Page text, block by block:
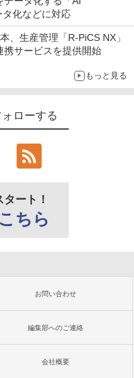
化などに対応
、生産管理「R-PiCS NX」
携サービスを提供開始
もっと見る
ローする
タート！
ちら
お問い合わせ
編集部へのご連絡
会社概要